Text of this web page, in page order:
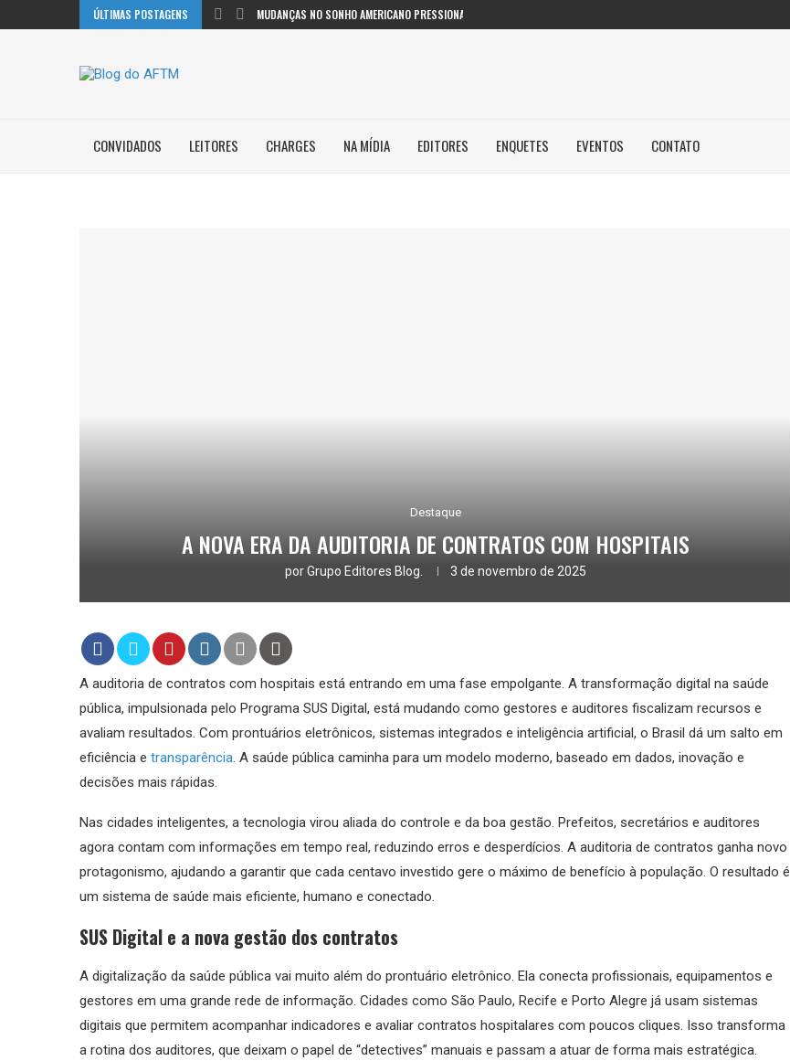
ÚLTIMAS POSTAGENS MUDANÇAS NO SONHO AMERICANO PRESSIONAM GESTORES PÚBLICOS NAS...
CONVIDADOS LEITORES CHARGES NA MÍDIA EDITORES ENQUETES EVENTOS CONTATO
Destaque
A NOVA ERA DA AUDITORIA DE CONTRATOS COM HOSPITAIS
porGrupo Editores Blog. 3 de novembro de 2025
A auditoria de contratos com hospitais está entrando em uma fase empolgante. A transformação digital na saúde
pública, impulsionada pelo Programa SUS Digital, está mudando como gestores e auditores fiscalizam recursos e
avaliam resultados. Com prontuários eletrônicos, sistemas integrados e inteligência artificial, o Brasil dá um salto em
eficiência e transparência. A saúde pública caminha para um modelo moderno, baseado em dados, inovação e
decisões mais rápidas.
Nas cidades inteligentes, a tecnologia virou aliada do controle e da boa gestão. Prefeitos, secretários e auditores
agora contam com informações em tempo real, reduzindo erros e desperdícios. A auditoria de contratos ganha novo
protagonismo, ajudando a garantir que cada centavo investido gere o máximo de benefício à população. O resultado é
um sistema de saúde mais eficiente, humano e conectado.
SUS Digital e a nova gestão dos contratos
A digitalização da saúde pública vai muito além do prontuário eletrônico. Ela conecta profissionais, equipamentos e
gestores em uma grande rede de informação. Cidades como São Paulo, Recife e Porto Alegre já usam sistemas
digitais que permitem acompanhar indicadores e avaliar contratos hospitalares com poucos cliques. Isso transforma
a rotina dos auditores, que deixam o papel de “detectives” manuais e passam a atuar de forma mais estratégica.